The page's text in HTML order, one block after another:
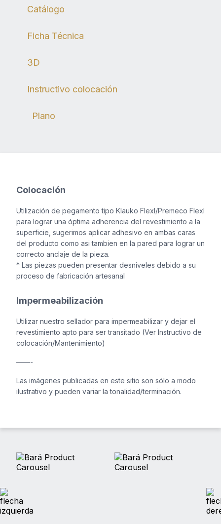
Descargas
Catálogo
Ficha Técnica
3D
Instructivo colocación
Plano
Colocación
Utilización de pegamento tipo Klauko Flexl/Premeco Flexl
para lograr una óptima adherencia del revestimiento a la
superficie, sugerimos aplicar adhesivo en ambas caras
del producto como asi tambien en la pared para lograr un
correcto anclaje de la pieza.
* Las piezas pueden presentar desniveles debido a su
proceso de fabricación artesanal
Impermeabilización
Utilizar nuestro sellador para impermeabilizar y dejar el
revestimiento apto para ser transitado (Ver Instructivo de
colocación/Mantenimiento)
——-
Las imágenes publicadas en este sitio son sólo a modo
ilustrativo y pueden variar la tonalidad/terminación.